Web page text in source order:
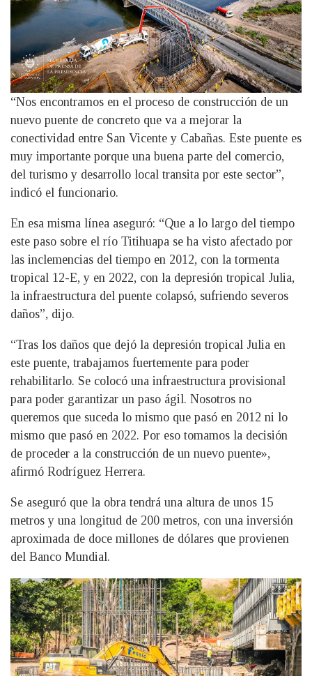
“Nos encontramos en el proceso de construcción de un
nuevo puente de concreto que va a mejorar la
conectividad entre San Vicente y Cabañas. Este puente es
muy importante porque una buena parte del comercio,
del turismo y desarrollo local transita por este sector”,
indicó el funcionario.
En esa misma línea aseguró: “Que a lo largo del tiempo
este paso sobre el río Titihuapa se ha visto afectado por
las inclemencias del tiempo en 2012, con la tormenta
tropical 12-E, y en 2022, con la depresión tropical Julia,
la infraestructura del puente colapsó, sufriendo severos
daños”, dijo.
“Tras los daños que dejó la depresión tropical Julia en
este puente, trabajamos fuertemente para poder
rehabilitarlo. Se colocó una infraestructura provisional
para poder garantizar un paso ágil. Nosotros no
queremos que suceda lo mismo que pasó en 2012 ni lo
mismo que pasó en 2022. Por eso tomamos la decisión
de proceder a la construcción de un nuevo puente»,
afirmó Rodríguez Herrera.
Se aseguró que la obra tendrá una altura de unos 15
metros y una longitud de 200 metros, con una inversión
aproximada de doce millones de dólares que provienen
del Banco Mundial.